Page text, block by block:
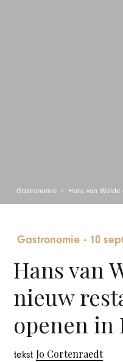
Gastronomie Hans van Wolde
Gastronomie - 10
Hans van
nieuw
openen in
tekst Jo Cortenraedt